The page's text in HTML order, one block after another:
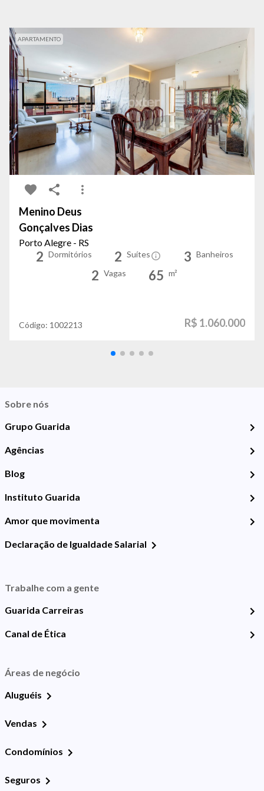
APARTAMENTO
Menino Deus
Gonçalves Dias
Porto Alegre - RS
2 Dormitórios 2 Suítes 3 Banheiros
2 Vagas 65 m²
Código: 1002213 R$ 1.060.000
Sobre nós
Grupo Guarida
Agências
Blog
Instituto Guarida
Amor que movimenta
Declaração de Igualdade Salarial
Trabalhe com a gente
Guarida Carreiras
Canal de Ética
Áreas de negócio
Aluguéis
Vendas
Condomínios
Seguros